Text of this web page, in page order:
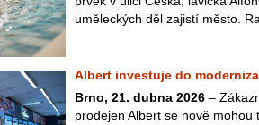
uměleckých děl zajistí město.
Albert investuje do
Brno, 21. dubna 2026 –
prodejen Albert se nově